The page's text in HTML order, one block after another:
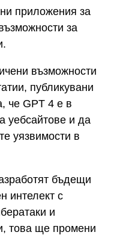
приложения за
за
възможности
публикувани
че GPT 4 е в
уебсайтове и да
уязвимости в
бъдещи
интелект с
и
това ще промени